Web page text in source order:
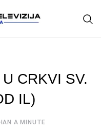
CRKVI SV.
IL)
A MINUTE